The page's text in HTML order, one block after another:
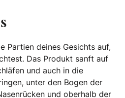
Partien deines Gesichts auf,
Das Produkt sanft auf
und auch in die
unter den Bogen der
und oberhalb der